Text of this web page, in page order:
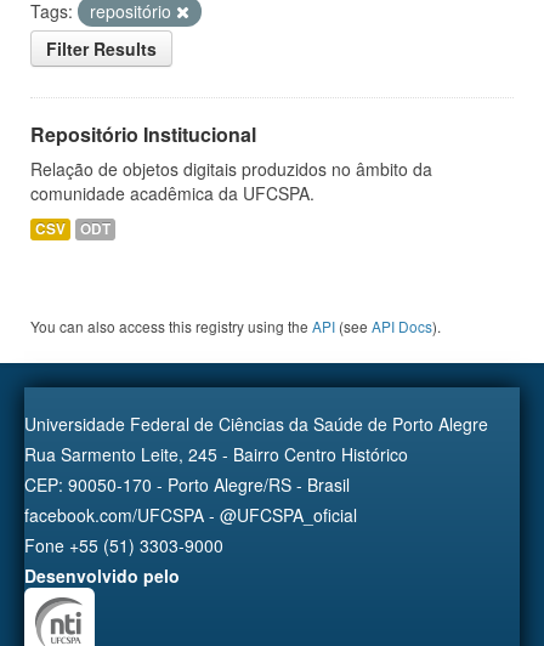
Tags:
repositório
Filter Results
Repositório Institucional
Relação de objetos digitais produzidos no âmbito da
comunidade acadêmica da UFCSPA.
CSV ODT
You can also access this registry using the API (see API Docs).
Universidade Federal de Ciências da Saúde de Porto Alegre
Rua Sarmento Leite, 245 - Bairro Centro Histórico
CEP: 90050-170 - Porto Alegre/RS - Brasil
facebook.com/UFCSPA - @UFCSPA_oficial
Fone +55 (51) 3303-9000
Desenvolvido pelo